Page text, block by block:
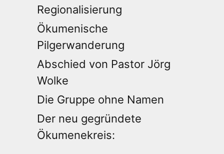
Regionalisierung
Ökumenische
Pilgerwanderung
Abschied von Pastor Jörg
Wolke
Die Gruppe ohne Namen
Der neu gegründete
Ökumenekreis: